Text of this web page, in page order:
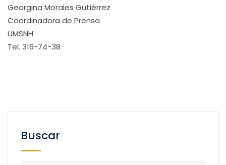
Georgina Morales Gutiérrez
Coordinadora de Prensa
UMSNH
Tel. 316-74-38
Buscar